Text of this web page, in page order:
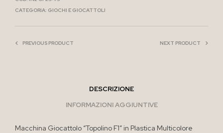
CATEGORIA: GIOCHI E GIOCATTOLI
PREVIOUS PRODUCT NEXT PRODUCT
DESCRIZIONE
INFORMAZIONI AGGIUNTIVE
Macchina Giocattolo “Topolino F1” in Plastica Multicolore